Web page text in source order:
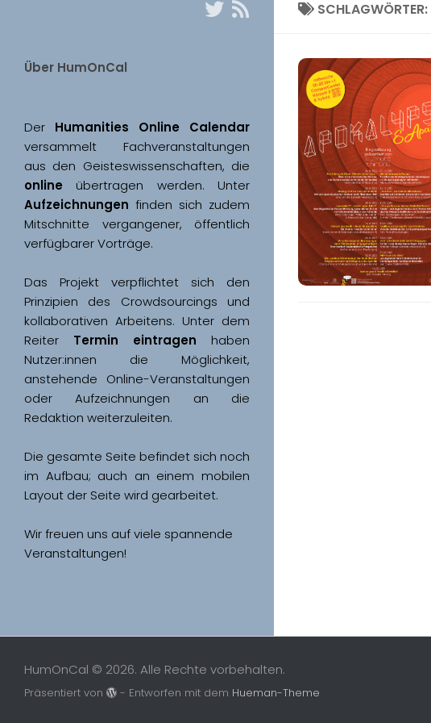
SCHLAGWÖRTER:
Über HumOnCal
Der
versammelt Fachveranstaltungen
online
Aufzeichnungen finden sich zudem
Mitschnitte vergangener, öffentlich
Das Projekt verpflichtet sich den
Prinzipien des Crowdsourcings und
kollaborativen Arbeitens. Unter dem
Reiter Termin eintragen haben
Nutzer:innen die Möglichkeit,
anstehende Online-Veranstaltungen
oder Aufzeichnungen an die
Redaktion weiterzuleiten.
Die gesamte Seite befindet sich noch
im Aufbau; auch an einem mobilen
Wir freuen uns auf viele spannende
Veranstaltungen!
HumOnCal © 2026. Alle Rechte vorbehalten.
Präsentiert von - Entworfen mit dem Hueman-Theme